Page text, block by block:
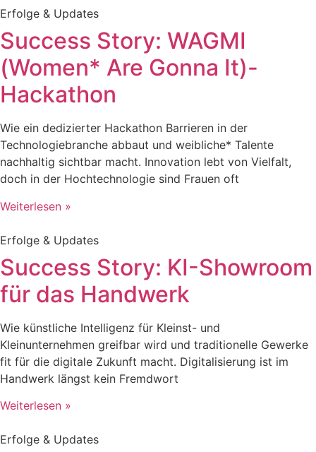
Erfolge & Updates
Success Story: WAGMI
(Women* Are Gonna It)-
Hackathon
Wie ein dedizierter Hackathon Barrieren in der
Technologiebranche abbaut und weibliche* Talente
nachhaltig sichtbar macht. Innovation lebt von Vielfalt,
doch in der Hochtechnologie sind Frauen oft
Weiterlesen »
Erfolge & Updates
Success Story: KI-Showroom
für das Handwerk
Wie künstliche Intelligenz für Kleinst- und
Kleinunternehmen greifbar wird und traditionelle Gewerke
fit für die digitale Zukunft macht. Digitalisierung ist im
Handwerk längst kein Fremdwort
Weiterlesen »
Erfolge & Updates